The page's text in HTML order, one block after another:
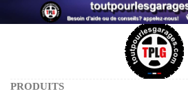
PRODUITS